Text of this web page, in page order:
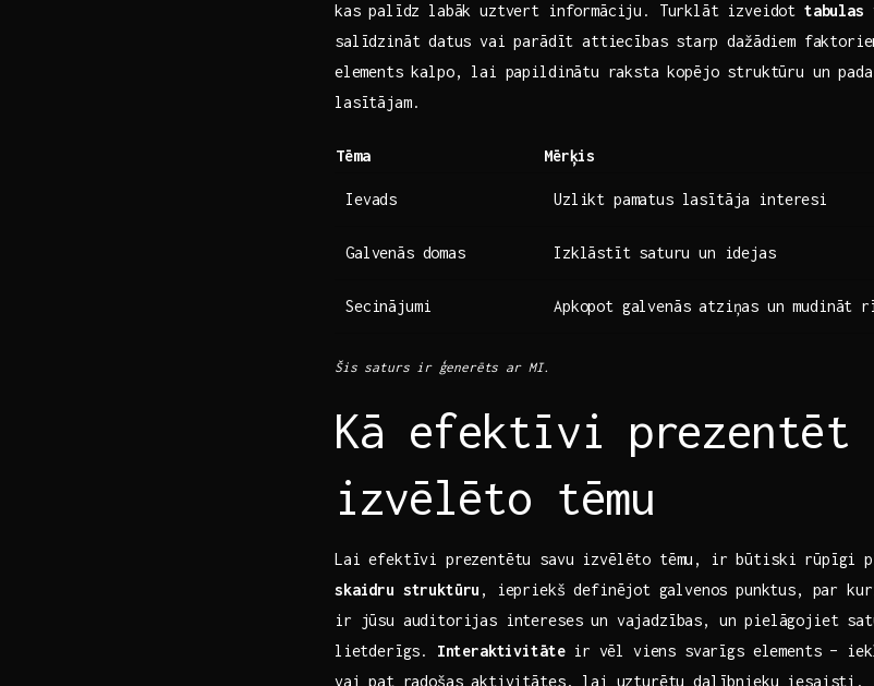
kas⁣ palīdz labāk uztvert informāciju. Turklāt⁢ izveidot tabulas
salīdzināt ⁢datus⁢ vai parādīt attiecības ⁢starp dažādiem
⁣elements​ kalpo, lai papildinātu⁢ raksta kopējo struktūru ​un
lasītājam.
Tēma Mērķis
Ievads Uzlikt pamatus ‌lasītāja interesi
Galvenās domas Izklāstīt⁢ saturu un‍ idejas
Secinājumi Apkopot galvenās atziņas ⁢un mudināt
Šis saturs ir ⁤ģenerēts ar MI.
Kā ‌efektīvi ⁣prezentēt
izvēlēto tēmu
Lai efektīvi ​prezentētu savu izvēlēto tēmu,​ ir būtiski rūpīgi
skaidru struktūru ,⁤ iepriekš definējot ⁣galvenos ⁣punktus, par
ir ‌jūsu auditorijas intereses un vajadzības, un⁤ pielāgojiet
⁢lietderīgs.⁤ Interaktivitāteir⁤ vēl viens svarīgs elements –
vai ⁣pat‍ radošas aktivitātes, lai uzturētu dalībnieku iesaisti.